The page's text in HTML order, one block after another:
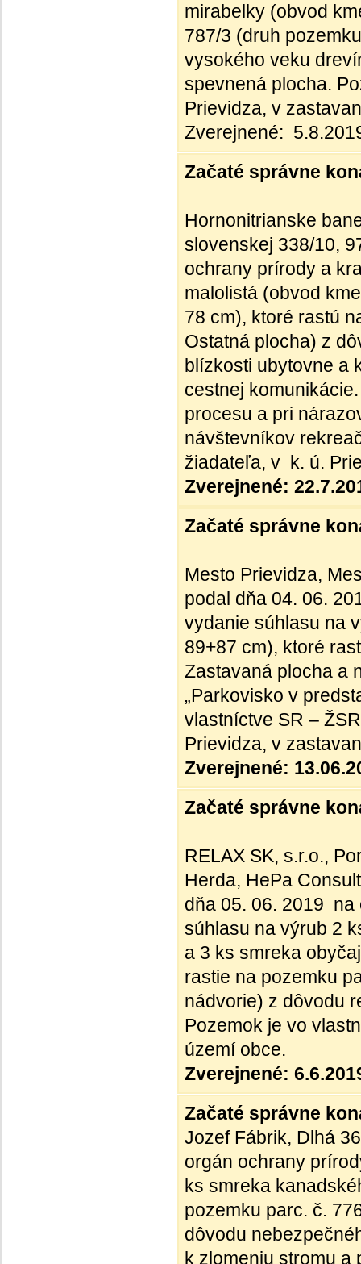
mirabelky (obvod
787/3 (druh
vysokého veku
spevnená plocha.
Prievidza, v
Zverejnené:
Začaté správne
Hornonitrianske
slovenskej 338/10,
ochrany prírody a
malolistá (obvod
78 cm), ktoré rastú
Ostatná plocha) z
blízkosti ubytovne a
cestnej
procesu a pri
návštevníkov
žiadateľa, v k. ú.
Zverejnené:
Začaté správne
Mesto Prievidza,
podal dňa 04. 06.
vydanie súhlasu na
89+87 cm), ktoré
Zastavaná plocha a
„Parkovisko v
vlastníctve SR –
Prievidza, v
Zverejnené:
Začaté správne
RELAX SK, s.r.o.,
Herda, HePa
dňa 05. 06. 2019
súhlasu na výrub 2
a 3 ks smreka
rastie na pozemku
nádvorie) z dôvodu
Pozemok je vo
území obce.
Zverejnené:
Začaté správne
Jozef Fábrik, Dlhá
orgán ochrany
ks smreka
pozemku parc. č.
dôvodu
k zlomeniu stromu